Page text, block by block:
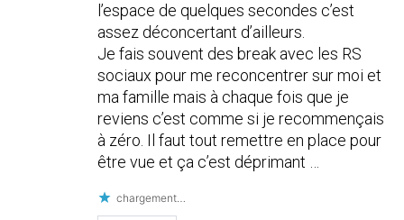
l’espace de quelques secondes c’est
assez déconcertant d’ailleurs.
Je fais souvent des break avec les RS
sociaux pour me reconcentrer sur moi et
ma famille mais à chaque fois que je
reviens c’est comme si je recommençais
à zéro. Il faut tout remettre en place pour
être vue et ça c’est déprimant …
chargement…